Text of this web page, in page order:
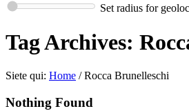
Set radius for
Tag Archives:
Siete qui: Home / Rocca Brunelleschi
Nothing Found